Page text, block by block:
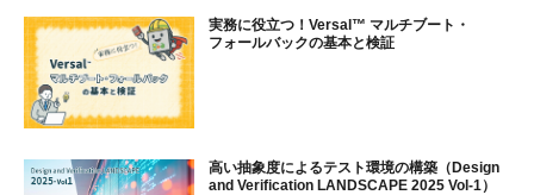
実務に役立つ！Versal™ マルチブート・
フォールバックの基本と検証
高い抽象度によるテスト環境の構築（Design
and Verification LANDSCAPE 2025 Vol-1）